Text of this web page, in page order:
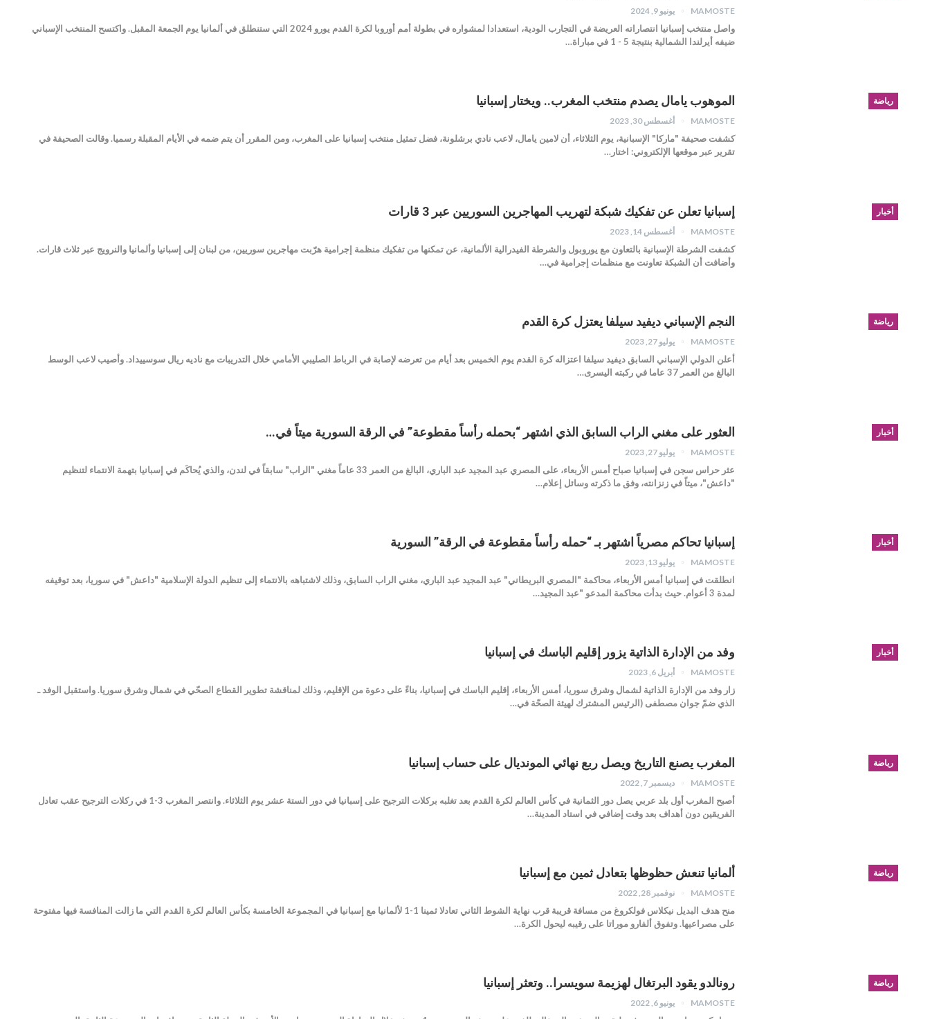
MAMOSTE يونيو 9, 2024
واصل منتخب إسبانيا انتصاراته العريضة في التجارب الودية، استعدادا لمشواره في بطولة أمم أوروبا لكرة القدم يورو 2024 التي ستنطلق في ألمانيا يوم الجمعة المقبل. واكتسح المنتخب الإسباني
ضيفه أيرلندا الشمالية بنتيجة 5 - 1 في مباراة…
رياضة الموهوب يامال يصدم منتخب المغرب.. ويختار إسبانيا
MAMOSTE أغسطس 30, 2023
كشفت صحيفة "ماركا" الإسبانية، يوم الثلاثاء، أن لامين يامال، لاعب نادي برشلونة، فضل تمثيل منتخب إسبانيا على المغرب، ومن المقرر أن يتم ضمه في الأيام المقبلة رسميا. وقالت الصحيفة في
تقرير عبر موقعها الإلكتروني: اختار…
أخبار إسبانيا تعلن عن تفكيك شبكة لتهريب المهاجرين السوريين عبر 3 قارات
MAMOSTE أغسطس 14, 2023
كشفت الشرطة الإسبانية بالتعاون مع يوروبول والشرطة الفيدرالية الألمانية، عن تمكنها من تفكيك منظمة إجرامية هرّبت مهاجرين سوريين، من لبنان إلى إسبانيا وألمانيا والنرويج عبر ثلاث قارات.
وأضافت أن الشبكة تعاونت مع منظمات إجرامية في…
رياضة النجم الإسباني ديفيد سيلفا يعتزل كرة القدم
MAMOSTE يوليو 27, 2023
أعلن الدولي الإسباني السابق ديفيد سيلفا اعتزاله كرة القدم يوم الخميس بعد أيام من تعرضه لإصابة في الرباط الصليبي الأمامي خلال التدريبات مع ناديه ريال سوسييداد. وأصيب لاعب الوسط
البالغ من العمر 37 عاما في ركبته اليسرى…
أخبار العثور على مغني الراب السابق الذي اشتهر “بحمله رأساً مقطوعة” في الرقة السورية ميتاً في…
MAMOSTE يوليو 27, 2023
عثر حراس سجن في إسبانيا صباح أمس الأربعاء، على المصري عبد المجيد عبد الباري، البالغ من العمر 33 عاماً مغني "الراب" سابقاً في لندن، والذي يُحاكَم في إسبانيا بتهمة الانتماء لتنظيم
"داعش"، ميتاً في زنزانته، وفق ما ذكرته وسائل إعلام…
أخبار إسبانيا تحاكم مصرياً اشتهر بـ “حمله رأساً مقطوعة في الرقة” السورية
MAMOSTE يوليو 13, 2023
انطلقت في إسبانيا أمس الأربعاء، محاكمة "المصري البريطاني" عبد المجيد عبد الباري، مغني الراب السابق، وذلك لاشتباهه بالانتماء إلى تنظيم الدولة الإسلامية "داعش" في سوريا، بعد توقيفه
لمدة 3 أعوام. حيث بدأت محاكمة المدعو "عبد المجيد…
أخبار وفد من الإدارة الذاتية يزور إقليم الباسك في إسبانيا
MAMOSTE أبريل 6, 2023
زار وفد من الإدارة الذاتية لشمال وشرق سوريا، أمس الأربعاء، إقليم الباسك في إسبانيا، بناءً على دعوة من الإقليم، وذلك لمناقشة تطوير القطاع الصحّي في شمال وشرق سوريا. واستقبل الوفد ـ
الذي ضمّ جوان مصطفى (الرئيس المشترك لهيئة الصحّة في…
رياضة المغرب يصنع التاريخ ويصل ربع نهائي المونديال على حساب إسبانيا
MAMOSTE ديسمبر 7, 2022
أصبح المغرب أول بلد عربي يصل دور الثمانية في كأس العالم لكرة القدم بعد تغلبه بركلات الترجيح على إسبانيا في دور الستة عشر يوم الثلاثاء. وانتصر المغرب 3-1 في ركلات الترجيح عقب تعادل
الفريقين دون أهداف بعد وقت إضافي في استاد المدينة…
رياضة ألمانيا تنعش حظوظها بتعادل ثمين مع إسبانيا
MAMOSTE نوفمبر 28, 2022
منح هدف البديل نيكلاس فولكروغ من مسافة قريبة قرب نهاية الشوط الثاني تعادلا ثمينا 1-1 لألمانيا مع إسبانيا في المجموعة الخامسة بكأس العالم لكرة القدم التي ما زالت المنافسة فيها مفتوحة
على مصراعيها. وتفوق ألفارو موراتا على رقيبه ليحول الكرة…
رياضة رونالدو يقود البرتغال لهزيمة سويسرا.. وتعثر إسبانيا
MAMOSTE يونيو 6, 2022